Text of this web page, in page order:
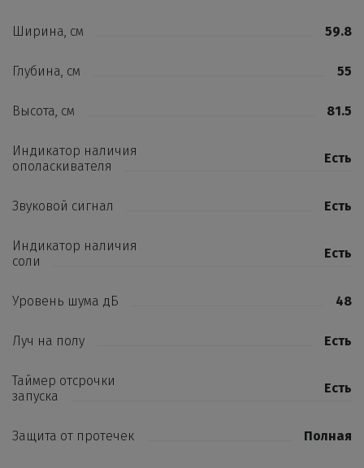
Ширина, см 59.8
Глубина, см 55
Высота, см 81.5
Индикатор наличия
ополаскивателя
Есть
Звуковой сигнал Есть
Индикатор наличия
соли
Есть
Уровень шума дБ 48
Луч на полу Есть
Таймер отсрочки
запуска
Есть
Защита от протечек Полная